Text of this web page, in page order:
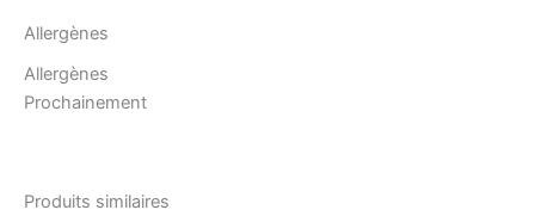
Allergènes
Allergènes
Prochainement
Produits similaires